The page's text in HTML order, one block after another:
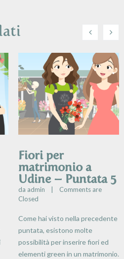
Fiori per
matrimonio a
Udine – Puntata 5
da admin
Comments are
Closed
Come hai visto nella precedente
puntata, esistono molte
possibilità per inserire fiori ed
elementi green in un matrimonio.